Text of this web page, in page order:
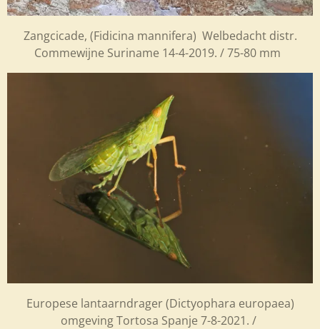
Zangcicade, (Fidicina mannifera) Welbedacht distr.
Commewijne Suriname 14-4-2019. / 75-80 mm
Europese lantaarndrager (Dictyophara europaea)
omgeving Tortosa Spanje 7-8-2021. /